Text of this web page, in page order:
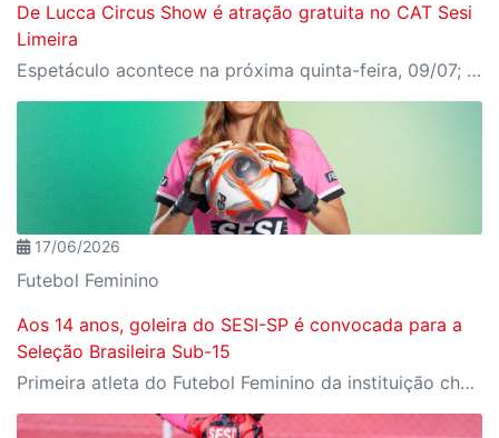
De Lucca Circus Show é atração gratuita no CAT Sesi
Limeira
Espetáculo acontece na próxima quinta-feira, 09/07; ingressos já estão disponíveis
17/06/2026
Futebol Feminino
Aos 14 anos, goleira do SESI-SP é convocada para a
Seleção Brasileira Sub-15
Primeira atleta do Futebol Feminino da instituição chamada para a equipe nacional de base, Cat alcança um marco inédito para a modalidade